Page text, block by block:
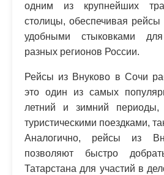
одним из крупнейших
столицы, обеспечивая
удобными стыковками
разных регионов России.
Рейсы из Внуково в Сочи
это один из самых
летний и зимний периоды,
туристическими поездками,
Аналогично, рейсы из
позволяют быстро
Татарстана для участий в